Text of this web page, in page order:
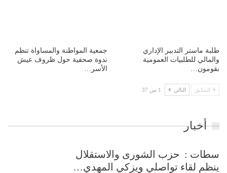
طلبة ماستر التدبير الإداري
والمالي للطلبيات العمومية
بقومون…
جمعية المواطنة والمساواة تنظم
ندوة صحفية حول ظروف عيش
الأسر…
السابق التالي 1 من 37
أخبار
سطات : حزب الشورى والاستقلال
ينظم لقاء تواصلي ويزكي المهدي…